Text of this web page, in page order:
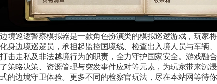
边境巡逻警察模拟器是一款角色扮演类的模拟巡逻游戏，玩家将
化身边境巡逻员，承担起监控国境线、检查出入境人员与车辆、
打击走私及非法越境行为的职责，全力守护国家安全。游戏融合
了策略决策、资源管理与突发事件应对等元素，为玩家带来沉浸
式的边境守卫体验。更多不同的检察官玩法，尽在本站网等待你